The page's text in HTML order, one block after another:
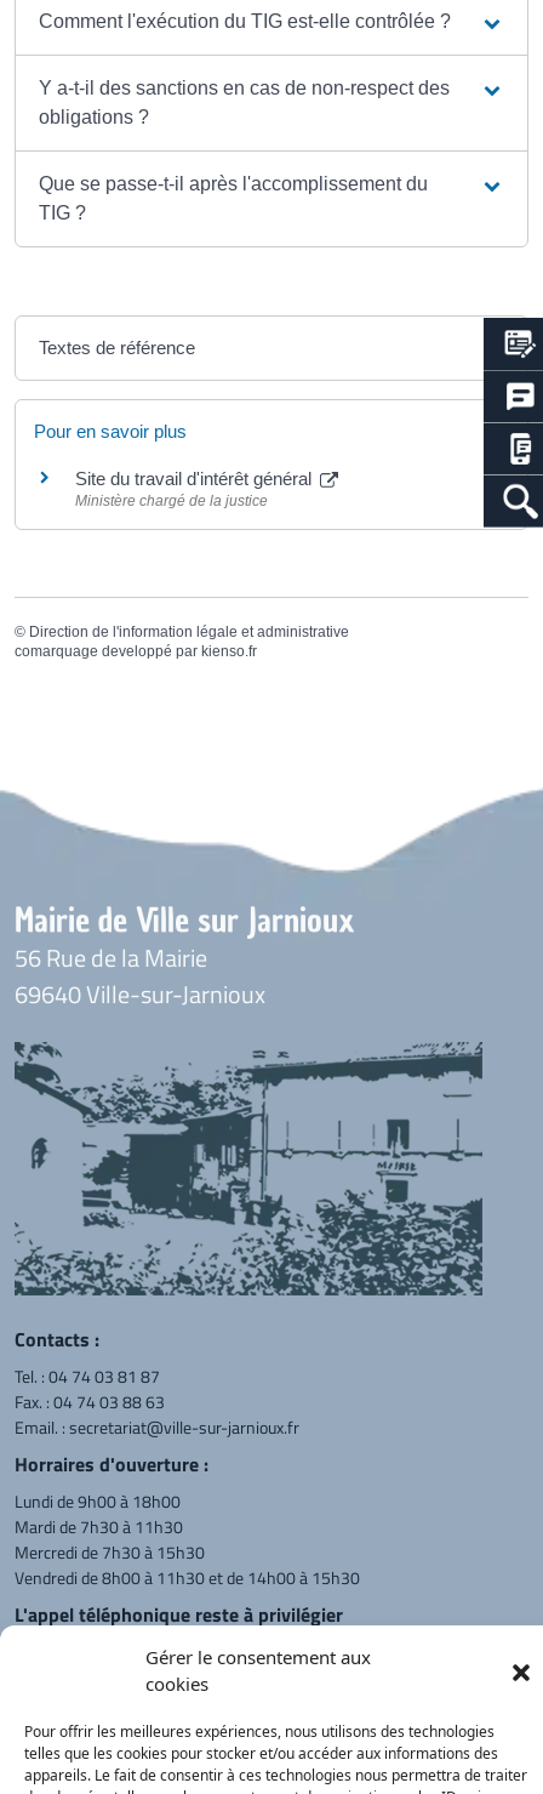
Gérer le consentement aux
cookies
Pour offrir les meilleures expériences, nous utilisons des technologies
telles que les cookies pour stocker et/ou accéder aux informations des
appareils. Le fait de consentir à ces technologies nous permettra de traiter
Comment l'exécution du TIG est-elle contrôlée ?
Y a-t-il des sanctions en cas de non-respect des
obligations ?
Que se passe-t-il après l'accomplissement du
TIG ?
Textes de référence
Pour en savoir plus
Site du travail d'intérêt général
Ministère chargé de la justice
© Direction de l'information légale et administrative
comarquage developpé par kienso.fr
Mairie de Ville sur Jarnioux
56 Rue de la Mairie
69640 Ville-sur-Jarnioux
Contacts :
Tel. :04 74 03 81 87
Fax. : 04 74 03 88 63
Email. :secretariat@ville-sur-jarnioux.fr
Horraires d'ouverture :
Lundi de 9h00 à 18h00
Mardi de 7h30 à 11h30
Mercredi de 7h30 à 15h30
Vendredi de 8h00 à 11h30 et de 14h00 à 15h30
L'appel téléphonique reste à privilégier
Monsieur le Maire et les adjoints
reçoivent sur rendez-vous.
Retour à l'accueil Actualités PanneauPocket Recherche